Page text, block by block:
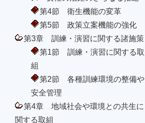
第4節 衛生機能の変革
第5節 政策立案機能の強化
第3章 訓練・演習に関する諸施策
第1節 訓練・演習に関する取
組
第2節 各種訓練環境の整備や
安全管理
第4章 地域社会や環境との共生に
関する取組